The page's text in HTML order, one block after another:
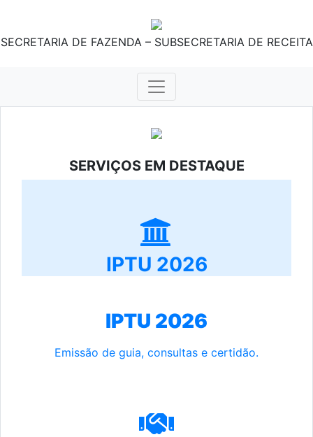
SECRETARIA DE FAZENDA – SUBSECRETARIA DE RECEITA
SERVIÇOS EM DESTAQUE
IPTU 2026
IPTU 2026
Emissão de guia, consultas e certidão.